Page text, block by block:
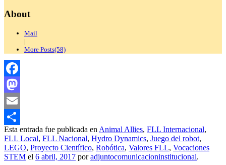
About
Mail
|
More Posts(58)
Facebook
Mastodon
Email
Compartir
Esta entrada fue publicada en Animal Allies, FLL Internacional,
FLL Local, FLL Nacional, Hydro Dynamics, Juego del robot,
LEGO, Proyecto Científico, Robótica, Valores FLL, Vocaciones
STEM el 6 abril, 2017 poradjuntocomunicacioninstitucional.